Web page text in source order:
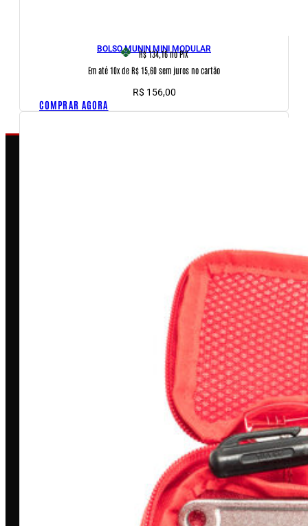
BOLSO MUNIN MINI MODULAR
R$ 134,16no PIX
Em até 10x de R$ 15,60 sem juros no cartão
R$ 156,00
COMPRAR AGORA